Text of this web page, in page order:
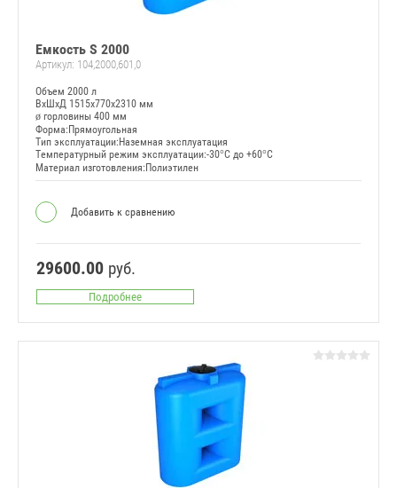
Емкость S 2000
Артикул: 104,2000,601,0
Объем 2000 л
ВxШxД 1515x770x2310 мм
ø горловины 400 мм
Форма:Прямоугольная
Тип эксплуатации:Наземная эксплуатация
Температурный режим эксплуатации:-30°C до +60°C
Материал изготовления:Полиэтилен
Добавить к сравнению
29600.00 руб.
Подробнее